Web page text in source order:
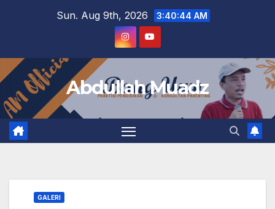
Sun. Aug 9th, 2026 3:40:45 AM
Abdullah Muadz
GALERI